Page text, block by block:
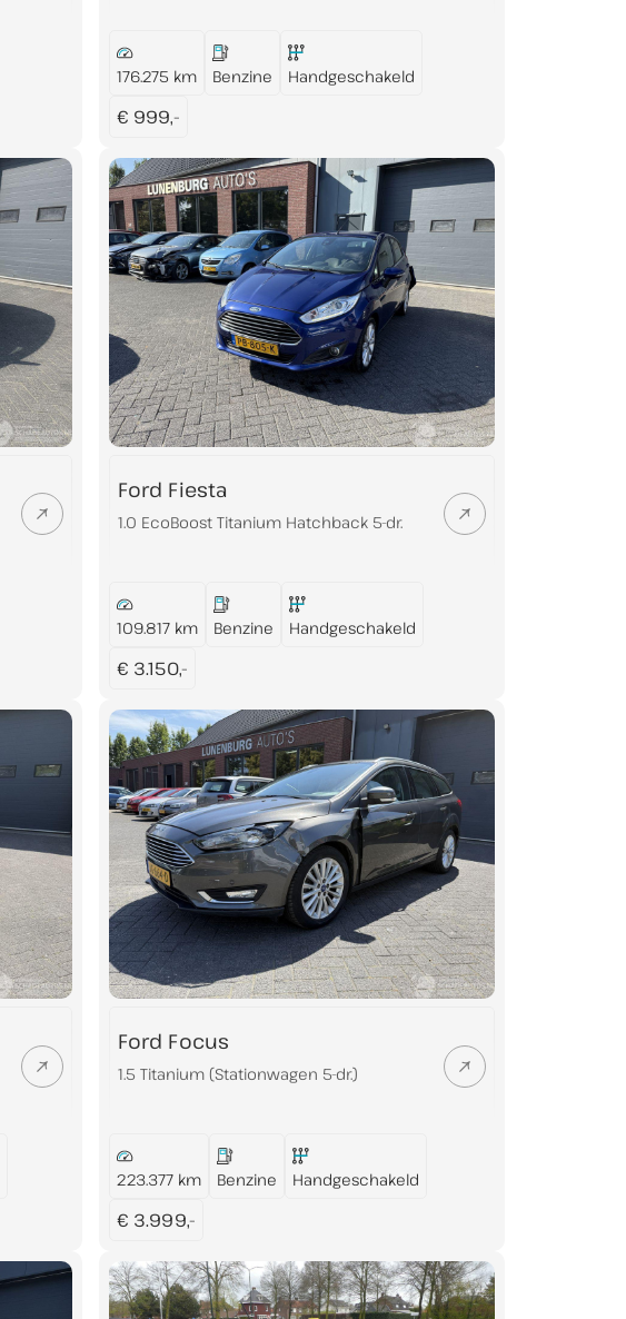
176.275 km Benzine Handgeschakeld
€ 999,-
Ford Fiesta
1.0 EcoBoost Titanium Hatchback 5-dr.
109.817 km Benzine Handgeschakeld
€ 3.150,-
Ford Focus
1.5 Titanium (Stationwagen 5-dr.)
223.377 km Benzine Handgeschakeld
€ 3.999,-